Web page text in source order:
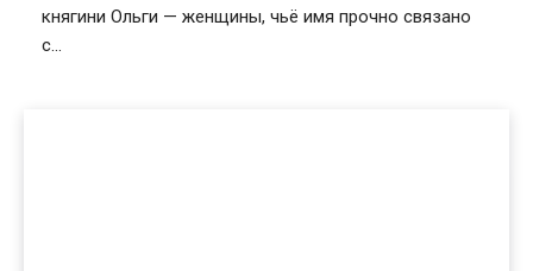
княгини Ольги — женщины, чьё имя прочно связано
с...